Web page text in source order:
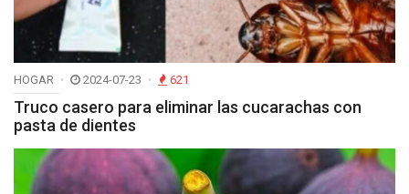
HOGAR 2024-07-23 621
Truco casero para eliminar las cucarachas con
pasta de dientes